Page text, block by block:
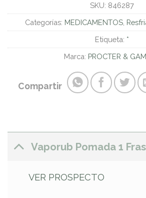
SKU: 846287
Categorías: MEDICAMENTOS
Etiqueta: *
Marca: PROCTER &
Compartir
Vaporub Pomada 1
VER PROSPECTO